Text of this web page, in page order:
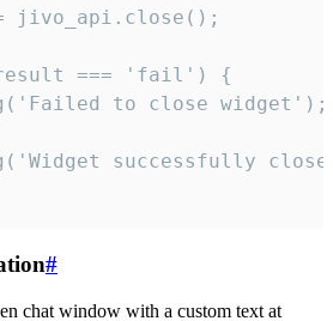
jivo_api.close();
=== 'fail') {
to close widget');
successfully
#
chat window with a custom text at